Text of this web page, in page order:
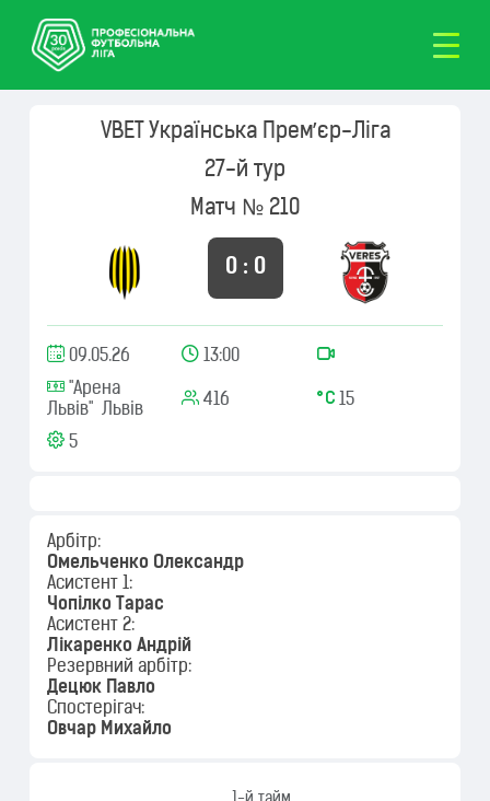
VBET Українська Премʼєр-Ліга
27-й тур
Матч № 210
0 : 0
09.05.26
13:00
"Арена
Львів" Львів
416 15
5
Арбітр:
Омельченко Олександр
Асистент 1:
Чопілко Тарас
Асистент 2:
Лікаренко Андрій
Резервний арбітр:
Децюк Павло
Спостерігач:
Овчар Михайло